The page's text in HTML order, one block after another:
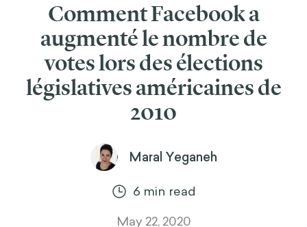
Comment Facebook a
augmenté le nombre de
votes lors des élections
législatives américaines de
2010
Maral Yeganeh
6 min read
May 22, 2020